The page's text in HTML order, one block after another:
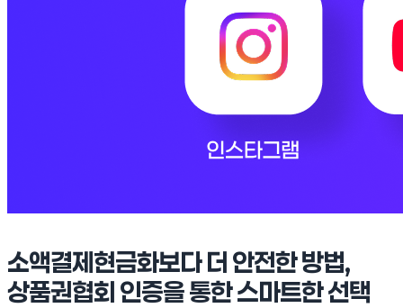
소액결제현금화보다 더 안전한 방법,
상품권협회 인증을 통한 스마트한 선택